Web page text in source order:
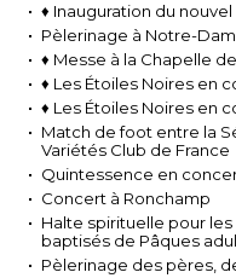
♦ Inauguration du
Pèlerinage à Notre-
♦ Messe à la Chapelle
♦ Les Étoiles Noires en
♦ Les Étoiles Noires en
Match de foot entre la
Variétés Club de France
Quintessence en
Concert à Ronchamp
Halte spirituelle pour
baptisés de Pâques
Pèlerinage des pères,